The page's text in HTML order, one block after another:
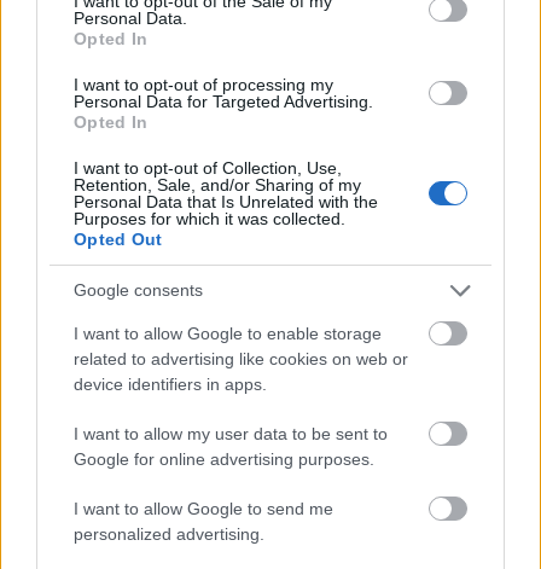
Personal Data.
Opted In
I want to opt-out of processing my
Personal Data for Targeted Advertising.
Opted In
I want to opt-out of Collection, Use,
Retention, Sale, and/or Sharing of my
Personal Data that Is Unrelated with the
Purposes for which it was collected.
Opted Out
Google consents
I want to allow Google to enable storage
related to advertising like cookies on web or
device identifiers in apps.
I want to allow my user data to be sent to
Google for online advertising purposes.
I want to allow Google to send me
personalized advertising.
kötik össze a mély, tudat­alatti vilá­got a hét­
köz­napi világ­gal.
Tag­ja­ik közül töb­ben taní­ta­nak a Mezei
Mária Alap­fokú Művé­szeti Isko­lá­ban és
zenél­nek az Angara színész-zenekarban.
Útke­re­sé­sük ered­mé­nye­képp lét­re­jött a Back
to Babi­lon Nem­zet­közi Stú­dió is, mely­ben
több kül­földi tár­su­lat műkö­dik közre.
Kompánia Színházi Társulat
Penelopé Retrospektív
Túlélés etűdök szolgáló lányokra
Időpont:December 5-6, 20:00
Előadók: Ferencz Krisztina, Kemény Rozália,
Mayer Zita, Szalay Henrietta
Zene: Lukács László, Heppes Miklós, Makkai